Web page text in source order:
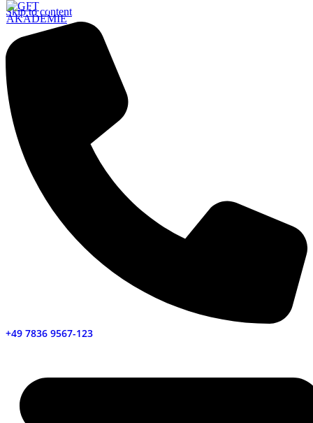
Skip to content
+49 7836 9567-123